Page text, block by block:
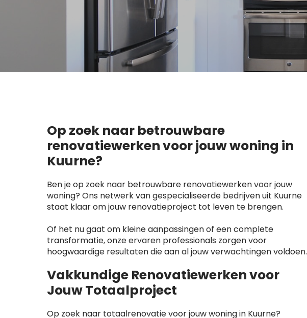
Op zoek naar betrouwbare
renovatiewerken voor jouw woning in
Kuurne?
Ben je op zoek naar betrouwbare renovatiewerken voor jouw
woning? Ons netwerk van gespecialiseerde bedrijven uit Kuurne
staat klaar om jouw renovatieproject tot leven te brengen.
Of het nu gaat om kleine aanpassingen of een complete
transformatie, onze ervaren professionals zorgen voor
hoogwaardige resultaten die aan al jouw verwachtingen voldoen.
Vakkundige Renovatiewerken voor
Jouw Totaalproject
Op zoek naar totaalrenovatie voor jouw woning in Kuurne?